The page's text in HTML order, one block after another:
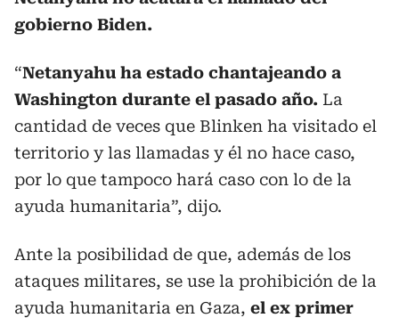
gobierno Biden.
“Netanyahu ha estado chantajeando a
Washington durante el pasado año. La
cantidad de veces que Blinken ha visitado el
territorio y las llamadas y él no hace caso,
por lo que tampoco hará caso con lo de la
ayuda humanitaria”, dijo.
Ante la posibilidad de que, además de los
ataques militares, se use la prohibición de la
ayuda humanitaria en Gaza, el ex primer